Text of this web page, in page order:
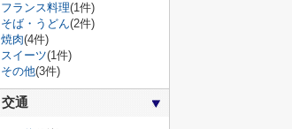
フランス料理(1件)
そば・うどん(2件)
焼肉(4件)
スイーツ(1件)
その他(3件)
交通